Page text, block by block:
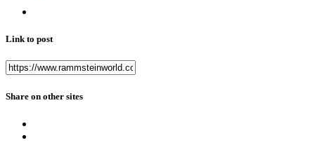
Link to post
Share on other sites